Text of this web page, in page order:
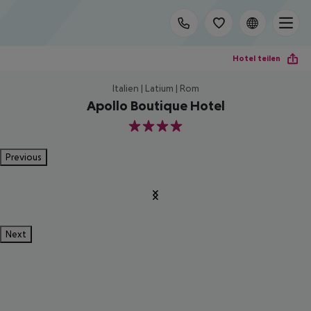
Hotel teilen
Italien | Latium | Rom
Apollo Boutique Hotel
4
Previous
Next